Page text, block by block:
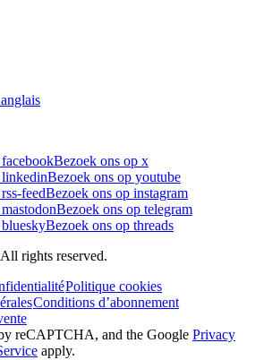
Bezoek ons op x
Bezoek ons op youtube
feedBezoek ons op instagram
Bezoek ons op telegram
Bezoek ons op threads
rights reserved.
Politique cookies
Conditions d’abonnement
reCAPTCHA, and the Google Privacy
apply.